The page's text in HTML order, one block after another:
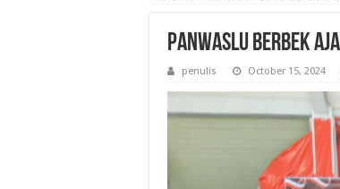
Panwaslu Berbek
penulis October 15, 2024